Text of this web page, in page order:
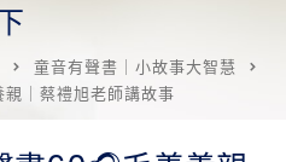
童音有聲書｜小故事大智慧
｜蔡禮旭老師講故事